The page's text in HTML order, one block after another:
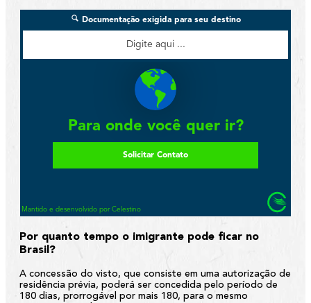
Por quanto tempo o imigrante pode ficar no
Brasil?
A concessão do visto, que consiste em uma autorização de
residência prévia, poderá ser concedida pelo período de
180 dias, prorrogável por mais 180, para o mesmo